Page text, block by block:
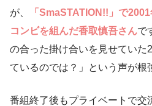
が、
「SmaSTATION!!」で
コンビを組んだ香取慎吾さんで
の合った掛け合いを見せていた
ているのでは？」という声が根
番組終了後もプライベートで交